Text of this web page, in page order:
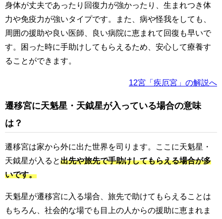
身体が丈夫であったり回復力が強かったり、生まれつき体
力や免疫力が強いタイプです。また、病や怪我をしても、
周囲の援助や良い医師、良い病院に恵まれて回復も早いで
す。困った時に手助けしてもらえるため、安心して療養す
ることができます。
12宮「疾厄宮」の解説へ
遷移宮に天魁星・天鉞星が入っている場合の意味
は？
遷移宮は家から外に出た世界を司ります。ここに天魁星・
天鉞星が入ると出先や旅先で手助けしてもらえる場合が多
いです。
天魁星が遷移宮に入る場合、旅先で助けてもらえることは
もちろん、社会的な場でも目上の人からの援助に恵まれま